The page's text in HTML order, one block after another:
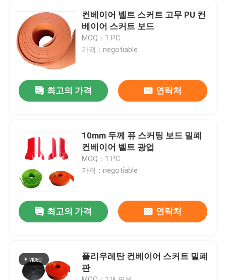
제품 소개
동영상
회사 소개
품질 관리
연락처
뉴스
알루미나 세라믹 라이너
컨베이어 벨트 스커트 고무 PU 컨
베이어 스커트 보드
MOQ：1 PC
가격：negotiable
최고의 가격 연락처
10mm 두께 퓨 스커팅 보드 밀폐
컨베이어 벨트 광업
MOQ：1 PC
가격：negotiable
최고의 가격 연락처
폴리우레탄 컨베이어 스커트 밀폐
판